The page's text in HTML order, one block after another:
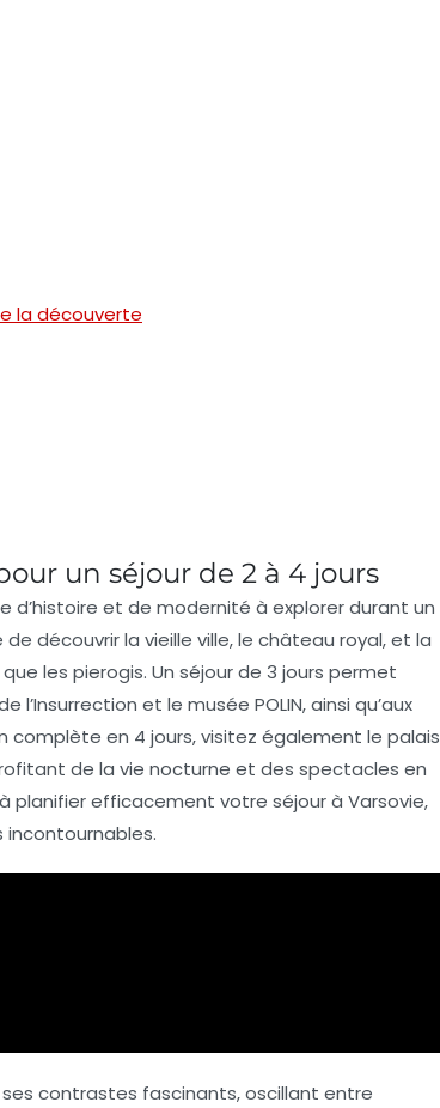
la découverte
un séjour de 2 à 4 jours
d’histoire et de modernité à explorer durant un
de découvrir la vieille ville, le château royal, et la
les pierogis. Un séjour de 3 jours permet
l’Insurrection et le musée POLIN, ainsi qu’aux
complète en 4 jours, visitez également le palais
de la vie nocturne et des spectacles en
planifier efficacement votre séjour à Varsovie,
incontournables.
contrastes fascinants, oscillant entre